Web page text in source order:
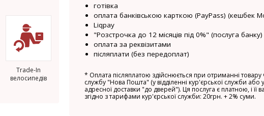
Trade-In
велосипедів
готівка
оплата банківською карткою (PayPass) (кешбек
Liqpay
"Розстрочка до 12 місяців під 0%" (послуга банку)
оплата за реквізитами
післяплати (без передоплат)
* Оплата післяплатою здійснюється при отриманні товару
службу "Нова Пошта" (у відділенні кур'єрської служби або
адресної доставки "до дверей"). Ця послуга є платною, і її
згідно з тарифами кур'єрської служби: 20грн. + 2% суми.